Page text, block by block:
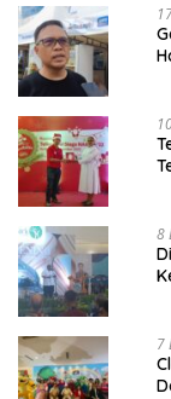
8
7